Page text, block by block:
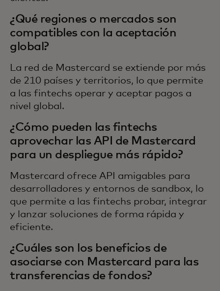
¿Qué regiones o mercados son
compatibles con la aceptación
global?
La red de Mastercard se extiende por más
de 210 países y territorios, lo que permite
a las fintechs operar y aceptar pagos a
nivel global.
¿Cómo pueden las fintechs
aprovechar las API de Mastercard
para un despliegue más rápido?
Mastercard ofrece API amigables para
desarrolladores y entornos de sandbox, lo
que permite a las fintechs probar, integrar
y lanzar soluciones de forma rápida y
eficiente.
¿Cuáles son los beneficios de
asociarse con Mastercard para las
transferencias de fondos?